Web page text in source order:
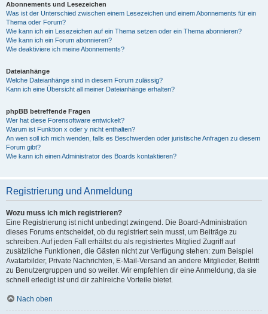
Abonnements und Lesezeichen
Was ist der Unterschied zwischen einem Lesezeichen und einem Abonnements für ein
Thema oder Forum?
Wie kann ich ein Lesezeichen auf ein Thema setzen oder ein Thema abonnieren?
Wie kann ich ein Forum abonnieren?
Wie deaktiviere ich meine Abonnements?
Dateianhänge
Welche Dateianhänge sind in diesem Forum zulässig?
Kann ich eine Übersicht all meiner Dateianhänge erhalten?
phpBB betreffende Fragen
Wer hat diese Forensoftware entwickelt?
Warum ist Funktion x oder y nicht enthalten?
An wen soll ich mich wenden, falls es Beschwerden oder juristische Anfragen zu diesem
Forum gibt?
Wie kann ich einen Administrator des Boards kontaktieren?
Registrierung und Anmeldung
Wozu muss ich mich registrieren?
Eine Registrierung ist nicht unbedingt zwingend. Die Board-Administration
dieses Forums entscheidet, ob du registriert sein musst, um Beiträge zu
schreiben. Auf jeden Fall erhältst du als registriertes Mitglied Zugriff auf
zusätzliche Funktionen, die Gästen nicht zur Verfügung stehen: zum Beispiel
Avatarbilder, Private Nachrichten, E-Mail-Versand an andere Mitglieder, Beitritt
zu Benutzergruppen und so weiter. Wir empfehlen dir eine Anmeldung, da sie
schnell erledigt ist und dir zahlreiche Vorteile bietet.
Nach oben